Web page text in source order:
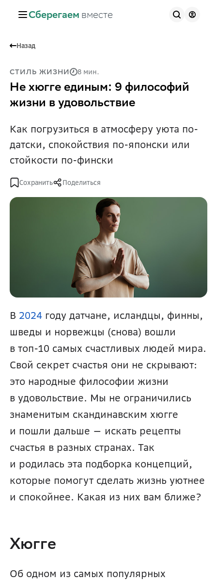
Сберегаем вместе
Назад
СТИЛЬ ЖИЗНИ 8 мин.
Не хюгге единым: 9 философий
жизни в удовольствие
Как погрузиться в атмосферу уюта по-
датски, спокойствия по-японски или
стойкости по-фински
Сохранить Поделиться
В 2024 году датчане, исландцы, финны,
шведы и норвежцы (снова) вошли
в топ-10 самых счастливых людей мира.
Свой секрет счастья они не скрывают:
это народные философии жизни
в удовольствие. Мы не ограничились
знаменитым скандинавским хюгге
и пошли дальше — искать рецепты
счастья в разных странах. Так
и родилась эта подборка концепций,
которые помогут сделать жизнь уютнее
и спокойнее. Какая из них вам ближе?
Хюгге
Об одном из самых популярных